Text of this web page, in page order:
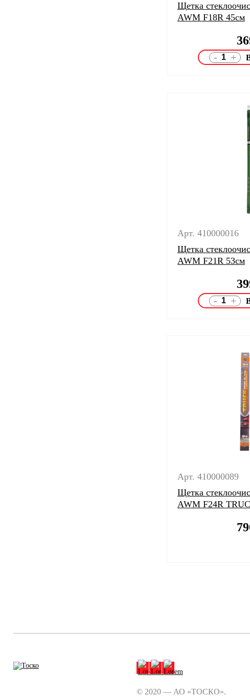
Щетка
AWM F18R 45см
- +
Арт. 410000016
Щетка
AWM F21R 53см
- +
Арт. 410000089
Щетка
AWM F24R
© 2020 — АО «ТОСКО».